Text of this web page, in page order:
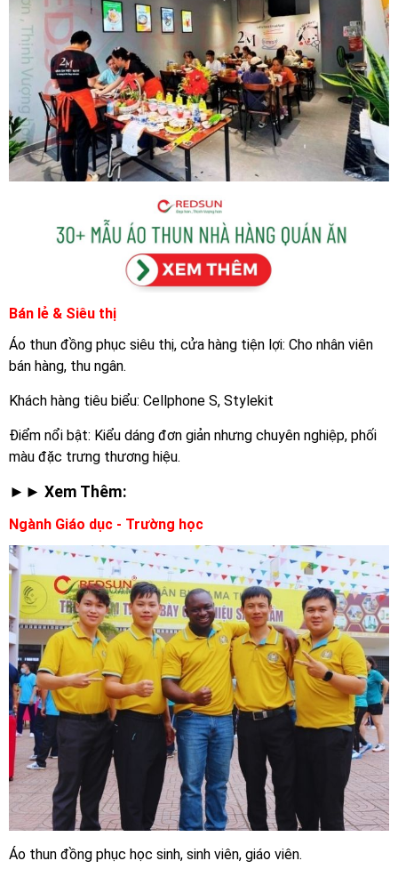
Bán lẻ & Siêu thị
Áo thun đồng phục siêu thị, cửa hàng tiện lợi: Cho nhân viên
bán hàng, thu ngân.
Khách hàng tiêu biểu: Cellphone S, Stylekit
Điểm nổi bật: Kiểu dáng đơn giản nhưng chuyên nghiệp, phối
màu đặc trưng thương hiệu.
►► Xem Thêm:
Ngành Giáo dục - Trường học
Áo thun đồng phục học sinh, sinh viên, giáo viên.